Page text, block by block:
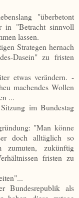
"überbetont
in "Betracht sinnvoll
lassen.
Strategen hernach
Dasein" zu fristen
etwas verändern. -
machendes Wollen
...
im Bundestag
"Man könne
doch alltäglich so
zumuten, zukünftig
fristen zu
Bundesrepublik als